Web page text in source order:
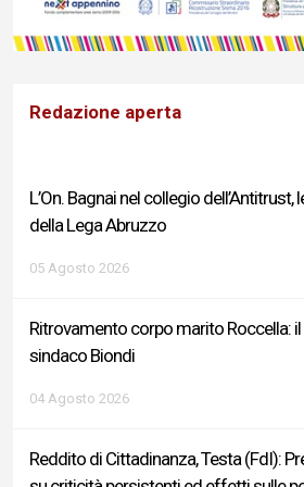
Redazione aperta
L’On. Bagnai nel collegio
della Lega Abruzzo
05 Agosto 2026
Ritrovamento corpo marito Roccella:
sindaco Biondi
04 Agosto 2026
Reddito di Cittadinanza, Testa (FdI):